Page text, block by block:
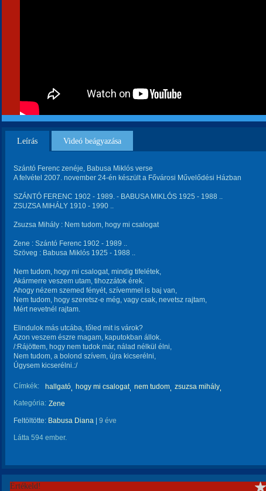
Leírás Videó beágyazása
Szántó Ferenc zenéje, Babusa Miklós verse
A felvétel 2007. november 24-én készült a Fővárosi Művelődési Házban
SZÁNTÓ FERENC 1902 - 1989. - BABUSA MIKLÓS 1925 - 1988 ..
ZSUZSA MIHÁLY 1910 - 1990 ..
Zsuzsa Mihály : Nem tudom, hogy mi csalogat
Zene : Szántó Ferenc 1902 - 1989 ..
Szöveg : Babusa Miklós 1925 - 1988 ..
Nem tudom, hogy mi csalogat, mindig tifelétek,
Akármerre veszem utam, tihozzátok érek.
Ahogy nézem szemed fényét, szívemmel is baj van,
Nem tudom, hogy szeretsz-e még, vagy csak, nevetsz rajtam,
Mért nevetnél rajtam.
Elindulok más utcába, tőled mit is várok?
Azon veszem észre magam, kaputokban állok.
/:Rájöttem, hogy nem tudok már, nálad nélkül élni,
Nem tudom, a bolond szívem, újra kicserélni,
Úgysem kicserélni.:/
Címkék: hallgató hogy mi csalogat nem tudom zsuzsa mihály
Kategória: Zene
Feltöltötte: Babusa Diana 9 éve
Látta 594 ember.
Értékeld!